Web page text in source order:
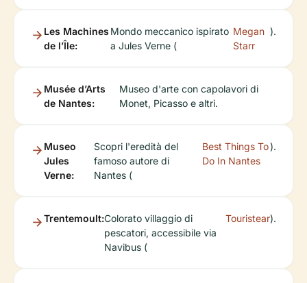
Les Machines
de l’Île:
Mondo meccanico ispirato
a Jules Verne (
Megan
Starr
).
Musée d’Arts
de Nantes:
Museo d'arte con capolavori di
Monet, Picasso e altri.
Museo
Jules
Verne:
Scopri l'eredità del
famoso autore di
Nantes (
Best Things To
Do In Nantes
).
Trentemoult:Colorato villaggio di
pescatori, accessibile via
Navibus (
Touristear).